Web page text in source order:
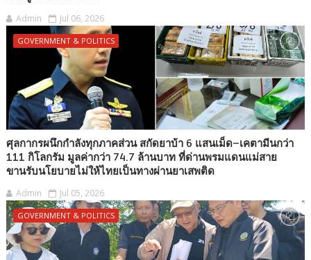
Admin Jul 06, 2026
GOVERNMENT & POLITICS
ศุลกากรผนึกกำลังทุกภาคส่วน สกัดยาบ้า 6 แสนเม็ด–เคตามีนกว่า
111 กิโลกรัม มูลค่ากว่า 74.7 ล้านบาท ที่ด่านพรมแดนแม่สาย
ขานรับนโยบายไม่ให้ไทยเป็นทางผ่านยาเสพติด
Admin Jul 05, 2026
GOVERNMENT & POLITICS